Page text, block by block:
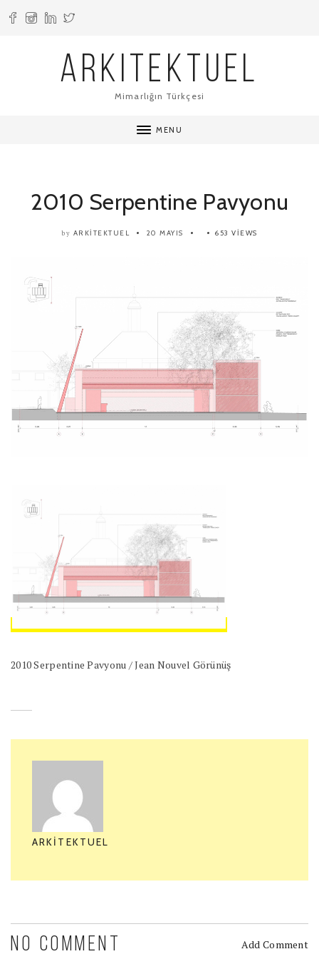
ARKITEKTUEL
Mimarlığın Türkçesi
MENU
2010 Serpentine Pavyonu
by ARKITEKTUEL 20 MAYIS 653 VIEWS
2010 Serpentine Pavyonu / Jean Nouvel Görünüş
ARKITEKTUEL
NO COMMENT Add Comment